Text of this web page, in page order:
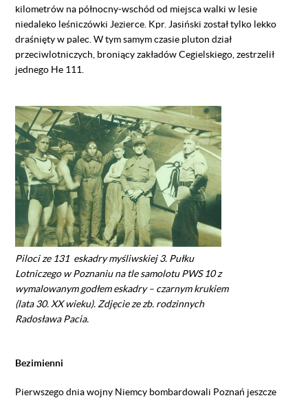
kilometrów na północny-wschód od miejsca walki w lesie
niedaleko leśniczówki Jezierce. Kpr. Jasiński został tylko lekko
draśnięty w palec. W tym samym czasie pluton dział
przeciwlotniczych, broniący zakładów Cegielskiego, zestrzelił
jednego He 111.
Piloci ze 131 eskadry myśliwskiej 3. Pułku
Lotniczego w Poznaniu na tle samolotu PWS 10 z
wymalowanym godłem eskadry – czarnym krukiem
(lata 30. XX wieku). Zdjęcie ze zb. rodzinnych
Radosława Pacia.
Bezimienni
Pierwszego dnia wojny Niemcy bombardowali Poznań jeszcze